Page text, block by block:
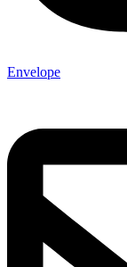
Envelope